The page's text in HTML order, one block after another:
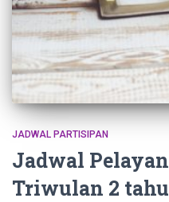
JADWAL PARTISIPAN
Jadwal
Triwulan 2